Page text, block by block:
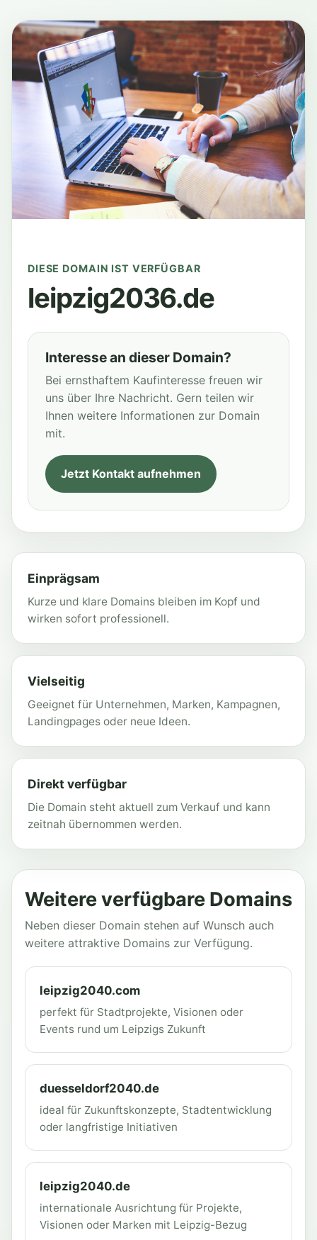
DIESE DOMAIN IST VERFÜGBAR
leipzig2036.de
Interesse an dieser Domain?
Bei ernsthaftem Kaufinteresse freuen wir
uns über Ihre Nachricht. Gern teilen wir
Ihnen weitere Informationen zur Domain
mit.
Jetzt Kontakt aufnehmen
Einprägsam
Kurze und klare Domains bleiben im Kopf und
wirken sofort professionell.
Vielseitig
Geeignet für Unternehmen, Marken, Kampagnen,
Landingpages oder neue Ideen.
Direkt verfügbar
Die Domain steht aktuell zum Verkauf und kann
zeitnah übernommen werden.
Weitere verfügbare Domains
Neben dieser Domain stehen auf Wunsch auch
weitere attraktive Domains zur Verfügung.
leipzig2040.com
perfekt für Stadtprojekte, Visionen oder
Events rund um Leipzigs Zukunft
duesseldorf2040.de
ideal für Zukunftskonzepte, Stadtentwicklung
oder langfristige Initiativen
leipzig2040.de
internationale Ausrichtung für Projekte,
Visionen oder Marken mit Leipzig-Bezug